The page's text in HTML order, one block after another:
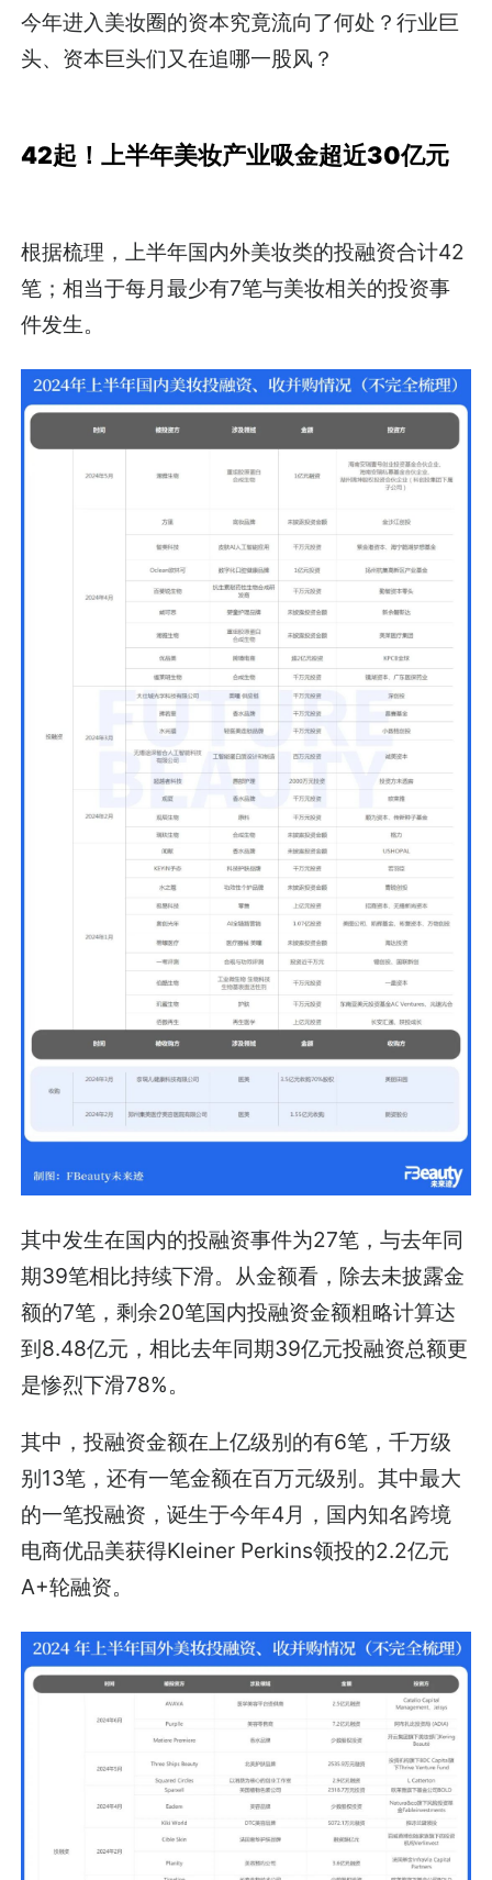
今年进入美妆圈的资本究竟流向了何处？行业巨
头、资本巨头们又在追哪一股风？
42起！上半年美妆产业吸金超近30亿元
根据梳理，上半年国内外美妆类的投融资合计42
笔；相当于每月最少有7笔与美妆相关的投资事
件发生。
其中发生在国内的投融资事件为27笔，与去年同
期39笔相比持续下滑。从金额看，除去未披露金
额的7笔，剩余20笔国内投融资金额粗略计算达
到8.48亿元，相比去年同期39亿元投融资总额更
是惨烈下滑78%。
其中，投融资金额在上亿级别的有6笔，千万级
别13笔，还有一笔金额在百万元级别。其中最大
的一笔投融资，诞生于今年4月，国内知名跨境
电商优品美获得Kleiner Perkins领投的2.2亿元
A+轮融资。